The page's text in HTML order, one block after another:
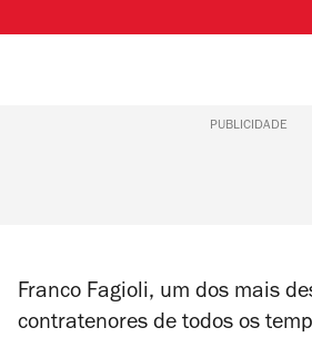
PUBLICIDADE
Franco Fagioli, um dos mais
contratenores de todos os